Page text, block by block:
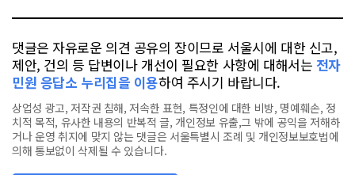
댓글은 자유로운 의견 공유의 장이므로 서울시에 대한 신고,
제안, 건의 등 답변이나 개선이 필요한 사항에 대해서는 전자
민원 응답소 누리집을 이용하여 주시기 바랍니다.
상업성 광고, 저작권 침해, 저속한 표현, 특정인에 대한 비방, 명예훼손, 정
치적 목적, 유사한 내용의 반복적 글, 개인정보 유출,그 밖에 공익을 저해하
거나 운영 취지에 맞지 않는 댓글은 서울특별시 조례 및 개인정보보호법에
의해 통보없이 삭제될 수 있습니다.